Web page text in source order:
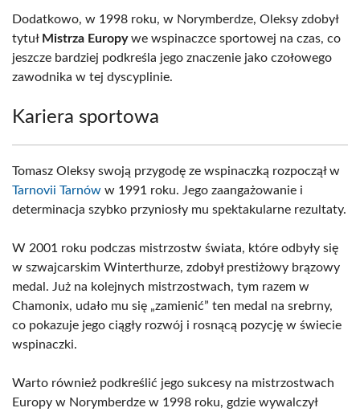
Dodatkowo, w 1998 roku, w Norymberdze, Oleksy zdobył
tytuł Mistrza Europywe wspinaczce sportowej na czas, co
jeszcze bardziej podkreśla jego znaczenie jako czołowego
zawodnika w tej dyscyplinie.
Kariera sportowa
Tomasz Oleksy swoją przygodę ze wspinaczką rozpoczął w
Tarnovii Tarnów w 1991 roku. Jego zaangażowanie i
determinacja szybko przyniosły mu spektakularne rezultaty.
W 2001 roku podczas mistrzostw świata, które odbyły się
w szwajcarskim Winterthurze, zdobył prestiżowy brązowy
medal. Już na kolejnych mistrzostwach, tym razem w
Chamonix, udało mu się „zamienić” ten medal na srebrny,
co pokazuje jego ciągły rozwój i rosnącą pozycję w świecie
wspinaczki.
Warto również podkreślić jego sukcesy na mistrzostwach
Europy w Norymberdze w 1998 roku, gdzie wywalczył